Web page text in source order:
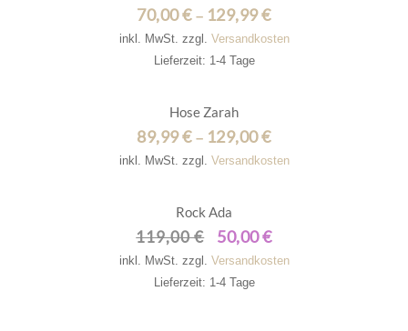
70,00€– 129,99€
inkl. MwSt. zzgl. Versandkosten
Lieferzeit: 1-4 Tage
Hose Zarah
89,99€– 129,00€
inkl. MwSt. zzgl. Versandkosten
Rock Ada
119,00€
Ursprünglicher
Preis
war:
50,00€Aktueller
Preis
inkl. MwSt. zzgl. Versandkosten
Lieferzeit: 1-4 Tage